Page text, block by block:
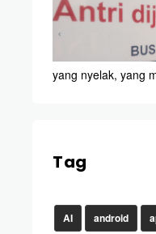
yang nyelak, yang
Tag
AI android